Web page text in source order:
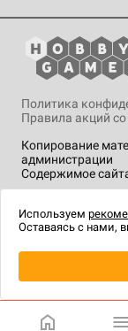
Копирование
администрации
Содержимое
Политика
Правила акций
технологии.
Используем
Оставаясь с нами,